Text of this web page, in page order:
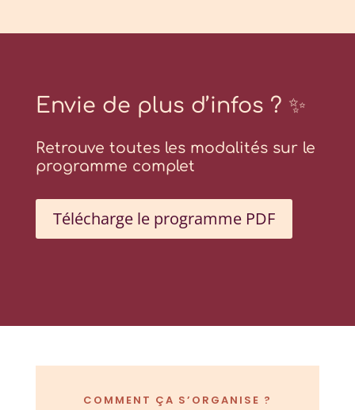
Envie de plus d’infos ? ✨
Retrouve toutes les modalités sur le
programme complet
Télécharge le programme PDF
COMMENT ÇA S’ORGANISE ?